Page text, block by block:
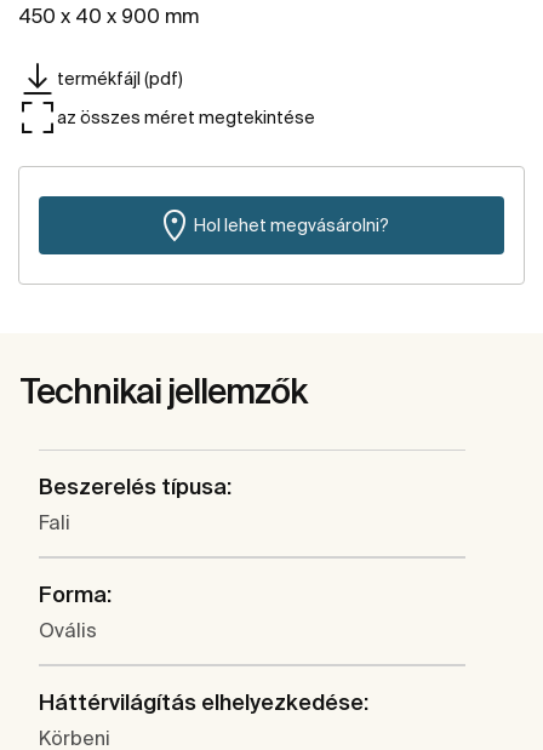
450 x 40 x 900 mm
termékfájl (pdf)
az összes méret megtekintése
Hol lehet megvásárolni?
Technikai jellemzők
Beszerelés típusa:
Fali
Forma:
Ovális
Háttérvilágítás elhelyezkedése:
Körbeni